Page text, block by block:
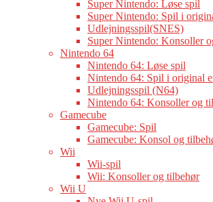
Super Nintendo: Løse spil
Super Nintendo: Spil i
Udlejningsspil(SNES)
Super Nintendo: Konsoller
Nintendo 64
Nintendo 64: Løse spil
Nintendo 64: Spil i original
Udlejningsspil (N64)
Nintendo 64: Konsoller og
Gamecube
Gamecube: Spil
Gamecube: Konsol og
Wii
Wii-spil
Wii: Konsoller og tilbehør
Wii U